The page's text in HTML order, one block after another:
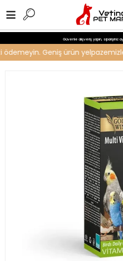
Güvenle alışveriş yapın, siparişiniz
Geniş ürün